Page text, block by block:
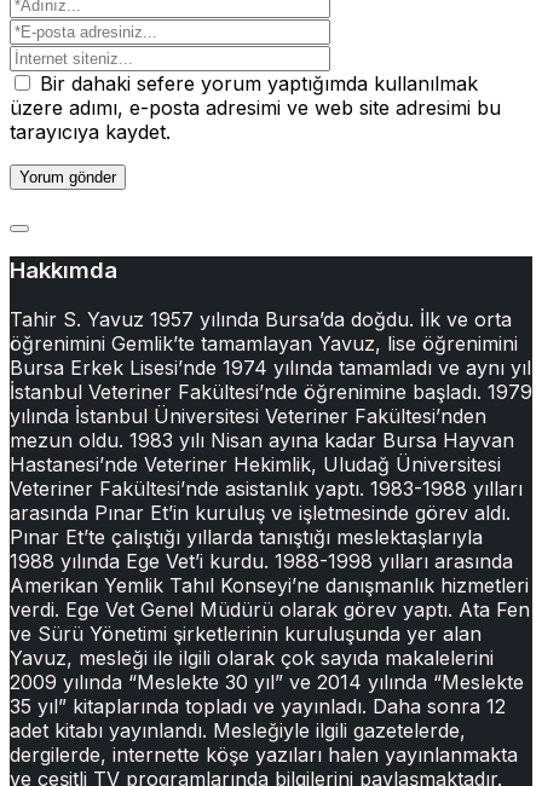
Bir dahaki sefere yorum yaptığımda kullanılmak
üzere adımı, e-posta adresimi ve web site adresimi bu
tarayıcıya kaydet.
Hakkımda
Tahir S. Yavuz 1957 yılında Bursa’da doğdu. İlk ve orta
öğrenimini Gemlik’te tamamlayan Yavuz, lise öğrenimini
Bursa Erkek Lisesi’nde 1974 yılında tamamladı ve aynı yıl
İstanbul Veteriner Fakültesi’nde öğrenimine başladı. 1979
yılında İstanbul Üniversitesi Veteriner Fakültesi’nden
mezun oldu. 1983 yılı Nisan ayına kadar Bursa Hayvan
Hastanesi’nde Veteriner Hekimlik, Uludağ Üniversitesi
Veteriner Fakültesi’nde asistanlık yaptı. 1983-1988 yılları
arasında Pınar Et’in kuruluş ve işletmesinde görev aldı.
Pınar Et’te çalıştığı yıllarda tanıştığı meslektaşlarıyla
1988 yılında Ege Vet’i kurdu. 1988-1998 yılları arasında
Amerikan Yemlik Tahıl Konseyi’ne danışmanlık hizmetleri
verdi. Ege Vet Genel Müdürü olarak görev yaptı. Ata Fen
ve Sürü Yönetimi şirketlerinin kuruluşunda yer alan
Yavuz, mesleği ile ilgili olarak çok sayıda makalelerini
2009 yılında “Meslekte 30 yıl” ve 2014 yılında “Meslekte
35 yıl” kitaplarında topladı ve yayınladı. Daha sonra 12
adet kitabı yayınlandı. Mesleğiyle ilgili gazetelerde,
dergilerde, internette köşe yazıları halen yayınlanmakta
ve çeşitli TV programlarında bilgilerini paylaşmaktadır.